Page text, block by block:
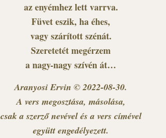
az enyémhez lett varrva.
Füvet eszik, ha éhes,
vagy szárított szénát.
Szeretetét megérzem
a nagy-nagy szívén át…
Aranyosi Ervin © 2022-08-30.
A vers megosztása, másolása,
csak a szerző nevével és a vers címével
együtt engedélyezett.